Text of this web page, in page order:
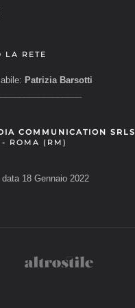
LA RETE
Patrizia Barsotti
COMMUNICATION SRLS
ROMA (RM)
18 Gennaio 2022